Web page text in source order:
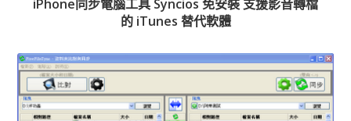
iPhone同步電腦工具 Syncios 免安裝 支援影音轉檔
的 iTunes 替代軟體